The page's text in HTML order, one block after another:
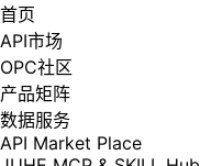
首页
API市场
OPC社区
产品矩阵
数据服务
API Market Place